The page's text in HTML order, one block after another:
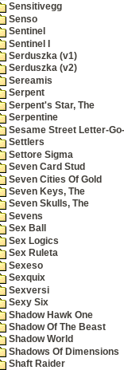
Sensitivegg
Senso
Sentinel
Sentinel I
Serduszka (v1)
Serduszka (v2)
Sereamis
Serpent
Serpent's Star, The
Serpentine
Sesame Street Letter-
Settlers
Settore Sigma
Seven Card Stud
Seven Cities Of Gold
Seven Keys, The
Seven Skulls, The
Sevens
Sex Ball
Sex Logics
Sex Ruleta
Sexeso
Sexquix
Sexversi
Sexy Six
Shadow Hawk One
Shadow Of The Beast
Shadow World
Shadows Of Dimensions
Shaft Raider